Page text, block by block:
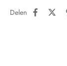
Delen